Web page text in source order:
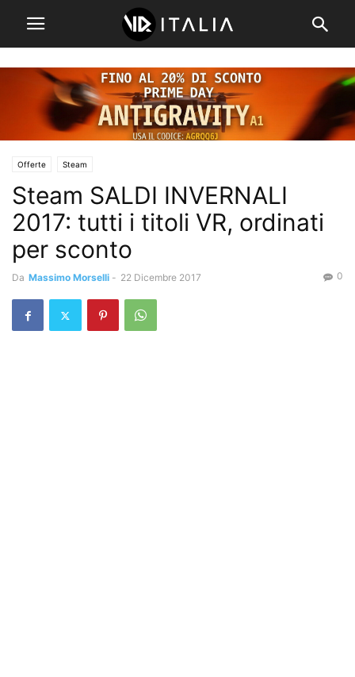
Offerte Steam
Steam SALDI INVERNALI
2017: tutti i titoli VR, ordinati
per sconto
Da Massimo Morselli - 22 Dicembre 2017 0